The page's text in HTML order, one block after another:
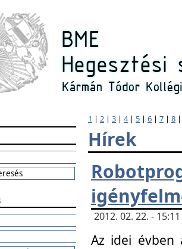
1 | 2 | 3 | 4| 5 | 6 | 7 | 8
Hírek
2012. 02. 22. -
Az idei évben